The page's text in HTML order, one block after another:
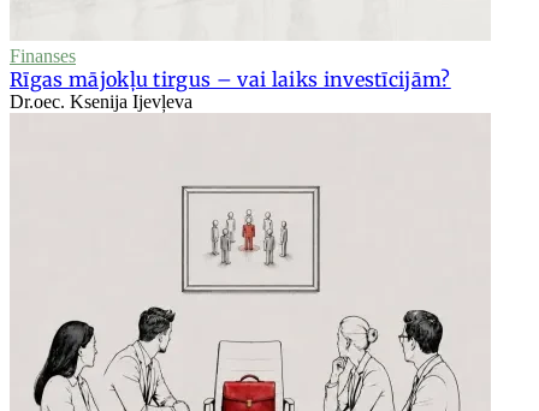
Finanses
Rīgas mājokļu tirgus – vai laiks investīcijām?
Dr.oec. Ksenija Ijevļeva